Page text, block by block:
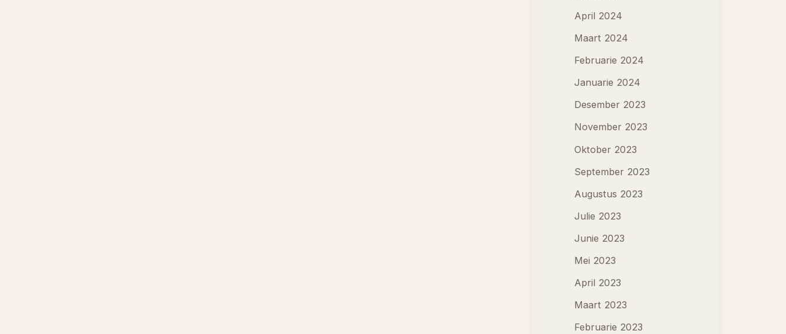
April 2024
Maart 2024
Februarie 2024
Januarie 2024
Desember 2023
November 2023
Oktober 2023
September 2023
Augustus 2023
Julie 2023
Junie 2023
Mei 2023
April 2023
Maart 2023
Februarie 2023